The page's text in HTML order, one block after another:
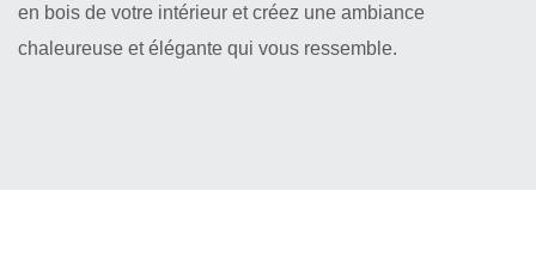
en bois de votre intérieur et créez une ambiance
chaleureuse et élégante qui vous ressemble.